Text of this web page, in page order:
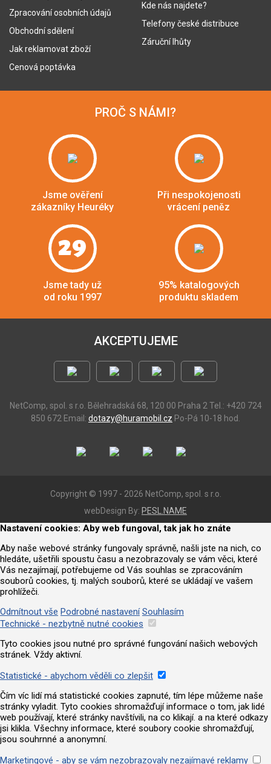
Zpracování osobních údajů
Obchodní sdělení
Jak reklamovat zboží
Cenová poptávka
Kde nás najdete?
Telefony české distribuce
Záruční lhůty
PROČ S NÁMI?
Jsme ověření
zákazníky Heuréky
Při nespokojenosti
vrácení peněz
29
Jsme tady už
od roku 1997
95% katalogových
produktu skladem
AKCEPTUJEME
NetComp, spol. s r.o. Bělehradská 68, 120 00 Praha 2 Tel.: +420 724
850 672 Email: dotazy@huramobil.cz Po-Pá 10-18 hod.
Copyright © 1997 - 2026 NetComp, spol. s r.o.
webDesign By: PESL.NAME
Nastavení cookies: Aby web fungoval, tak jak ho znáte
Aby naše webové stránky fungovaly správně, našli jste na nich, co
hledáte, ušetřili spoustu času a nezobrazovaly se vám věci, které
Vás nezajímají, potřebujeme od Vás souhlas se zpracováním
souborů cookies, tj. malých souborů, které se ukládají ve vašem
prohlížeči.
Odmítnout vše Podrobné nastavení Souhlasím
Technické - nezbytně nutné cookies
Tyto cookies jsou nutné pro správné fungování našich webových
stránek. Vždy aktivní.
Statistické - abychom věděli co zlepšit
Čím víc lidí má statistické cookies zapnuté, tím lépe můžeme naše
stránky vyladit. Tyto cookies shromažďují informace o tom, jak lidé
web používají, které stránky navštívili, na co klikají. a na které odkazy
jsi klikla. Všechny informace, které soubory cookie shromažďují,
jsou souhrnné a anonymní.
Marketingové - aby se vám nezobrazovaly nezajímavé reklamy